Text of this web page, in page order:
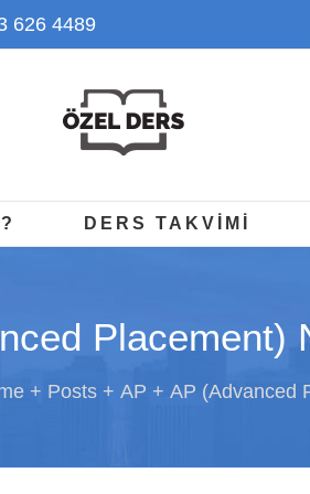
626 4489
DERS TAKVİMİ
Placement)
Posts AP AP (Advanced